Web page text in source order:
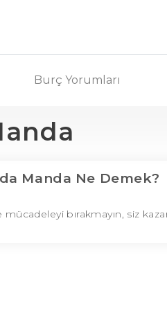
Burç Yorumları
Manda Ne Demek?
bırakmayın, siz